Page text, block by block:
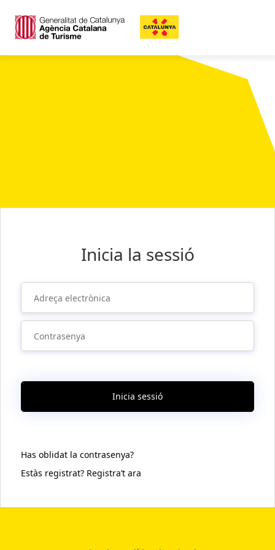
Inicia la sessió
Inicia sessió
Has oblidat la contrasenya?
Estàs registrat? Registra’t ara